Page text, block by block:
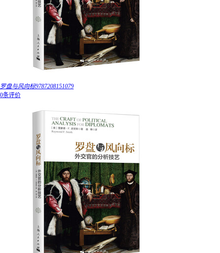
罗盘与风向标9787208151079
0条评价